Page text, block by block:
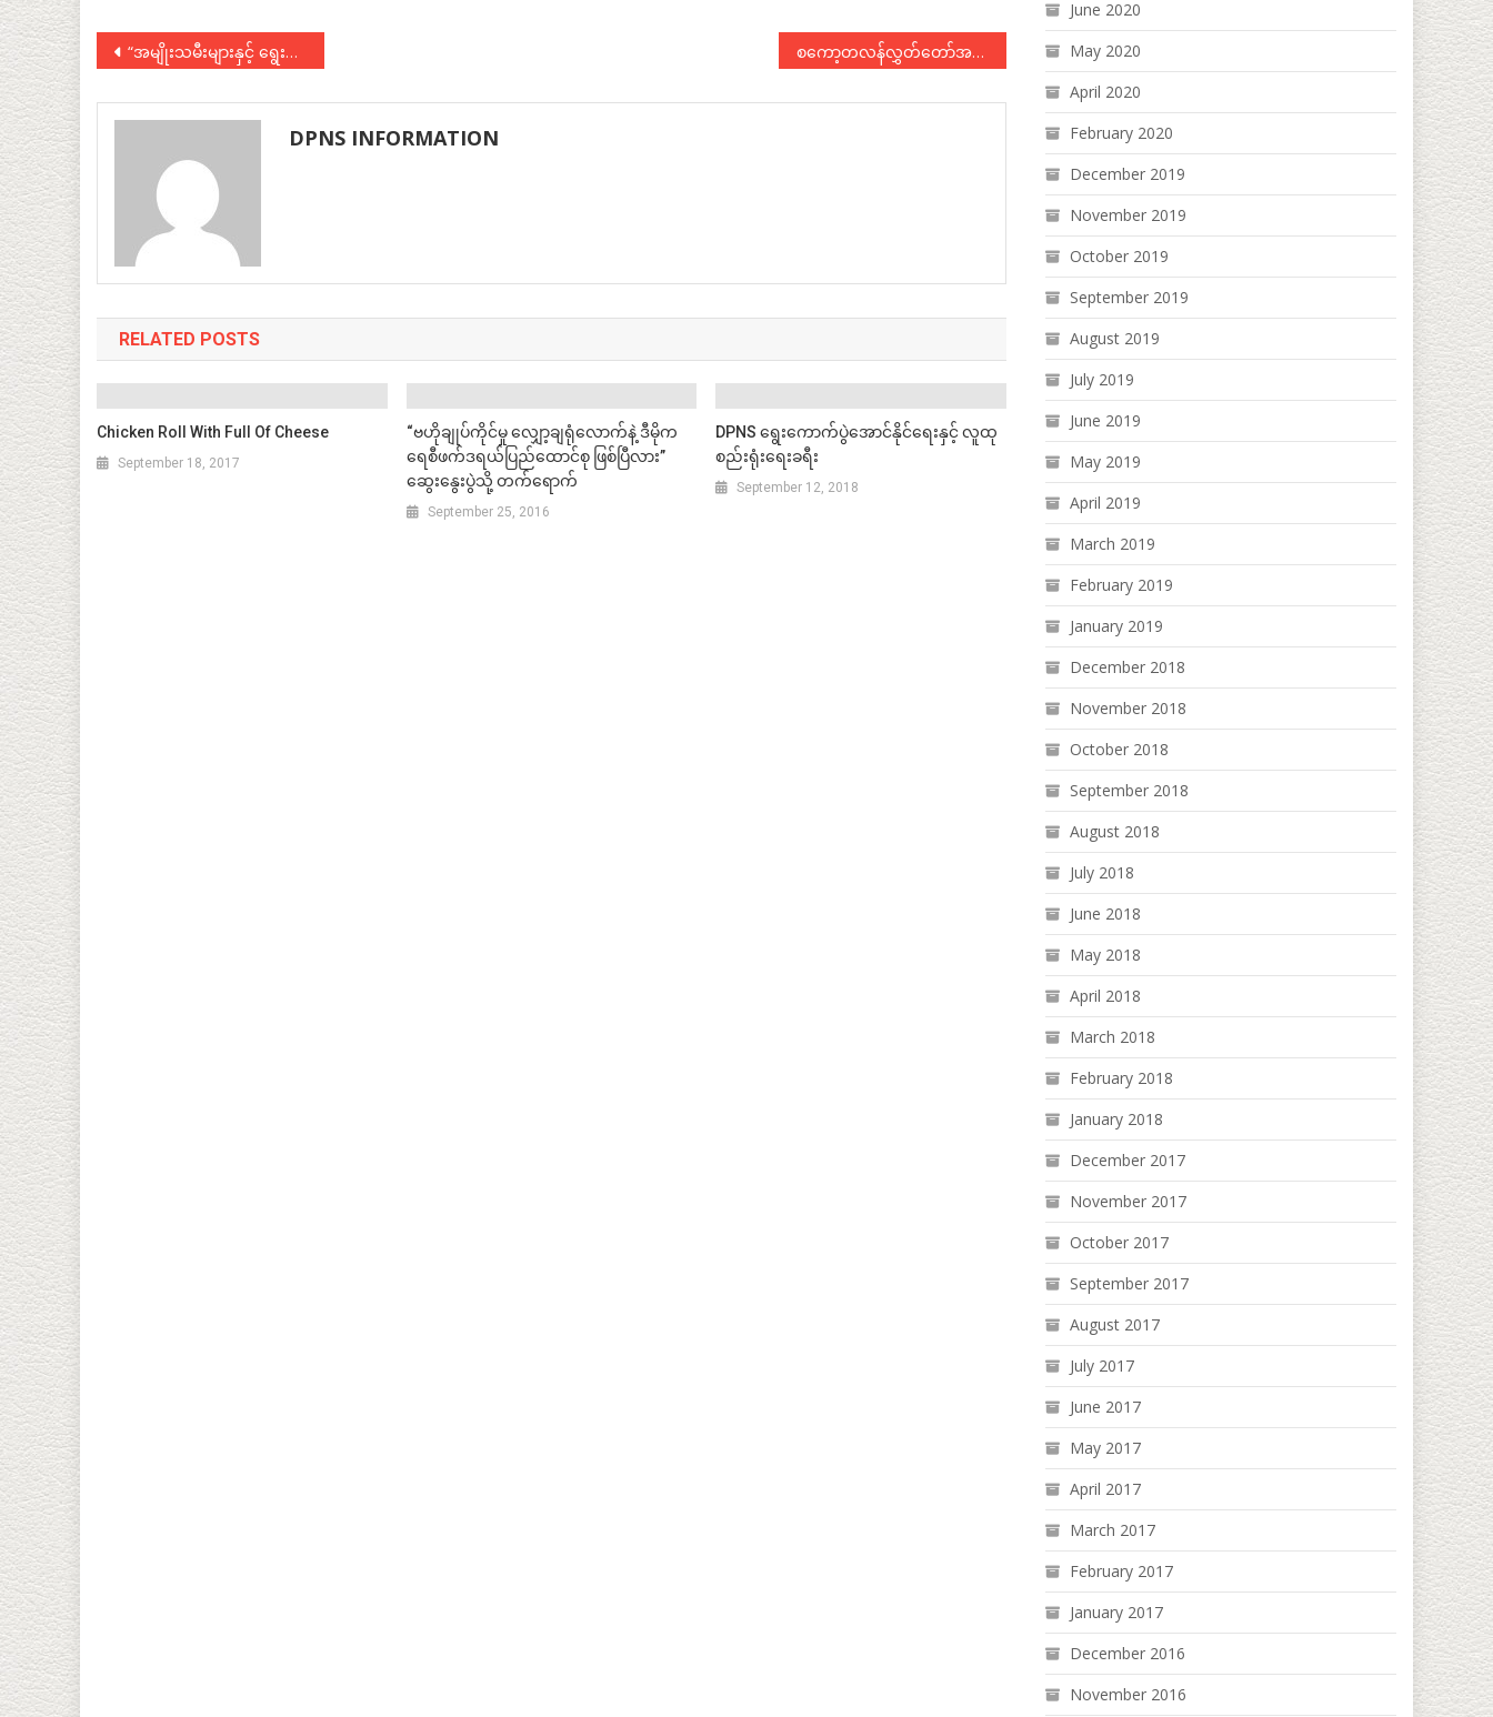
Post
navigation
“အမျိုးသမီးများနှင့် ရွေးကောက်ပွဲနိုင်ငံရေး” မြန်မာ့နွေဦးစကားဝိုင်း စကော့တလန်လွှတ်တော်အမတ်ဟောင်းနှင့် တွေ့ဆုံဆွေးနွေး
DPNS INFORMATION
RELATED POSTS
Chicken Roll With Full Of Cheese
September 18, 2017
“ဗဟိုချုပ်ကိုင်မှု လျှော့ချရုံလောက်နဲ့ ဒီမိုက
ရေစီဖက်ဒရယ်ပြည်ထောင်စု ဖြစ်ပြီလား”
ဆွေးနွေးပွဲသို့ တက်ရောက်
September 25, 2016
DPNS ရွေးကောက်ပွဲအောင်နိုင်ရေးနှင့် လူထု
စည်းရုံးရေးခရီး
September 12, 2018
June 2020
May 2020
April 2020
February 2020
December 2019
November 2019
October 2019
September 2019
August 2019
July 2019
June 2019
May 2019
April 2019
March 2019
February 2019
January 2019
December 2018
November 2018
October 2018
September 2018
August 2018
July 2018
June 2018
May 2018
April 2018
March 2018
February 2018
January 2018
December 2017
November 2017
October 2017
September 2017
August 2017
July 2017
June 2017
May 2017
April 2017
March 2017
February 2017
January 2017
December 2016
November 2016